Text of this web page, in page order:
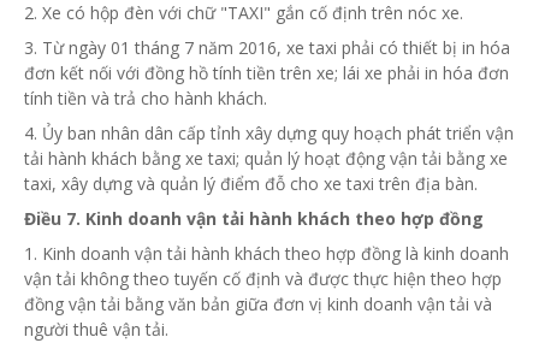
2. Xe có hộp đèn với chữ "TAXI" gắn cố định trên nóc xe.
3. Từ ngày 01 tháng 7 năm 2016, xe taxi phải có thiết bị in hóa
đơn kết nối với đồng hồ tính tiền trên xe; lái xe phải in hóa đơn
tính tiền và trả cho hành khách.
4. Ủy ban nhân dân cấp tỉnh xây dựng quy hoạch phát triển vận
tải hành khách bằng xe taxi; quản lý hoạt động vận tải bằng xe
taxi, xây dựng và quản lý điểm đỗ cho xe taxi trên địa bàn.
Điều 7. Kinh doanh vận tải hành khách theo hợp đồng
1. Kinh doanh vận tải hành khách theo hợp đồng là kinh doanh
vận tải không theo tuyến cố định và được thực hiện theo hợp
đồng vận tải bằng văn bản giữa đơn vị kinh doanh vận tải và
người thuê vận tải.